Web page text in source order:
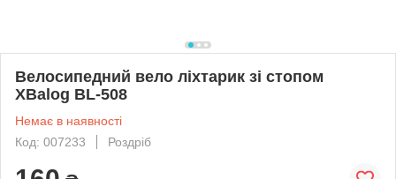
Велосипедний вело ліхтарик зі стопом
XBalog BL-508
Немає в наявності
Код: 007233
Роздріб